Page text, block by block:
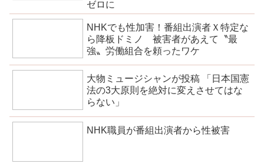
ゼロに
NHKでも性加害！番組出演者Ｘ特定な
ら降板ドミノ 被害者があえて〝最
強〟労働組合を頼ったワケ
大物ミュージシャンが投稿 「日本国憲
法の3大原則を絶対に変えさせてはな
らない」
NHK職員が番組出演者から性被害